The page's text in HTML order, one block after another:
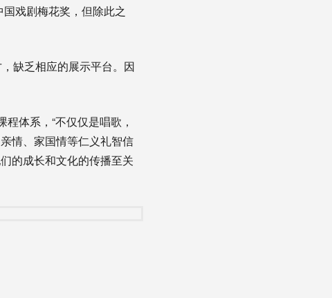
戏剧梅花奖，但除此之
缺乏相应的展示平台。因
体系，“不仅仅是唱歌，
情、家国情等仁义礼智信
的成长和文化的传播至关